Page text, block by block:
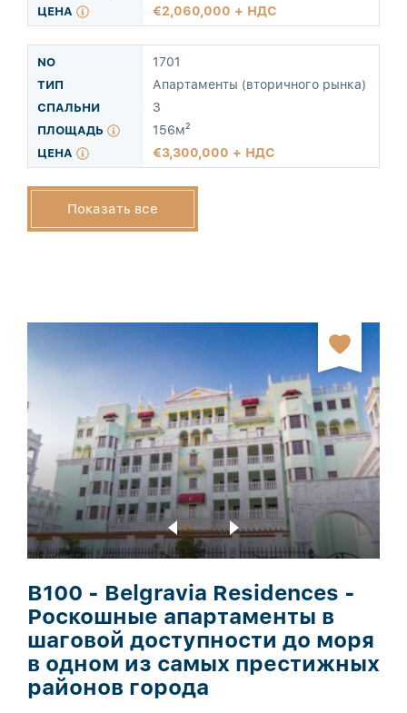
B100 - Belgravia Residences -
Роскошные апартаменты в
шаговой доступности до моря
в одном из самых престижных
районов города